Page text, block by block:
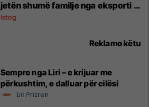
jetën shumë familje nga eksporti i
bimëve mjekësore
Istog
Reklamo këtu
Sempre nga Liri – e krijuar me
përkushtim, e dalluar për cilësi
Liri Prizren